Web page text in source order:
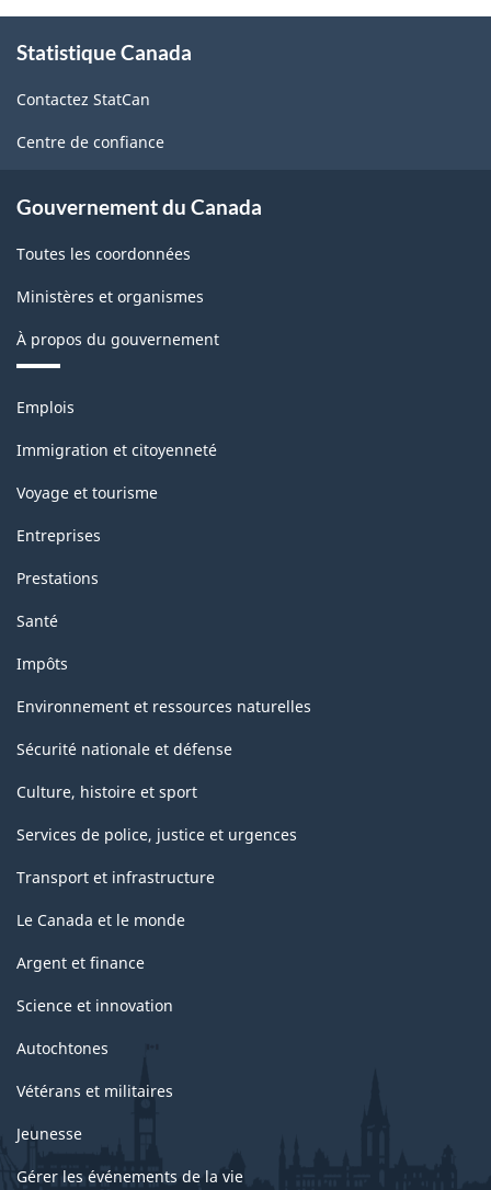
propos
ce
site
Statistique Canada
Contactez StatCan
Centre de confiance
Gouvernement du Canada
Toutes les coordonnées
Ministères et organismes
À propos du gouvernement
Thèmes
sujets
Emplois
Immigration et citoyenneté
Voyage et tourisme
Entreprises
Prestations
Santé
Impôts
Environnement et ressources naturelles
Sécurité nationale et défense
Culture, histoire et sport
Services de police, justice et urgences
Transport et infrastructure
Le Canada et le monde
Argent et finance
Science et innovation
Autochtones
Vétérans et militaires
Jeunesse
Gérer les événements de la vie